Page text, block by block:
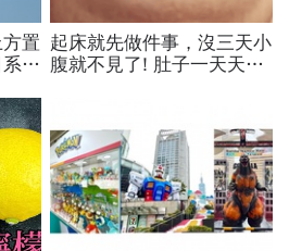
置
廉
曝
起床就先做件事，沒三天小
腹就不見了! 肚子一天天變